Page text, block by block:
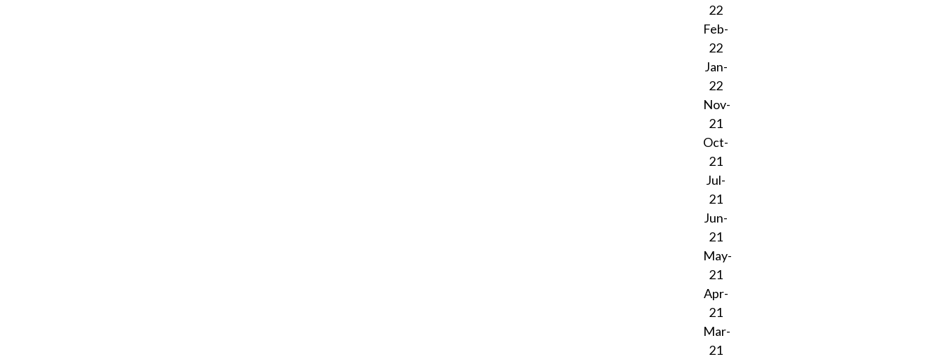
22
Feb-
22
Jan-
22
Nov-
21
Oct-
21
Jul-
21
Jun-
21
May-
21
Apr-
21
Mar-
21